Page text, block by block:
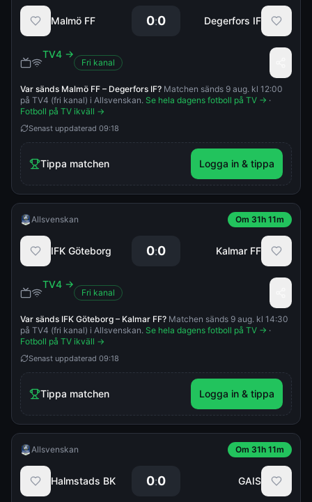
Malmö FF 0:0 Degerfors IF
TV4 →
Fri kanal
Var sänds Malmö FF – Degerfors IF? Matchen sänds 9 aug. kl 12:00
på TV4 (fri kanal) i Allsvenskan. Se hela dagens fotboll på TV → ·
Fotboll på TV ikväll →
Senast uppdaterad 09:18
Tippa matchen Logga in & tippa
Allsvenskan Om 31h 11m
IFK Göteborg 0:0 Kalmar FF
TV4 →
Fri kanal
Var sänds IFK Göteborg – Kalmar FF? Matchen sänds 9 aug. kl 14:30
på TV4 (fri kanal) i Allsvenskan. Se hela dagens fotboll på TV → ·
Fotboll på TV ikväll →
Senast uppdaterad 09:18
Tippa matchen Logga in & tippa
Allsvenskan Om 31h 11m
Halmstads BK 0:0 GAIS